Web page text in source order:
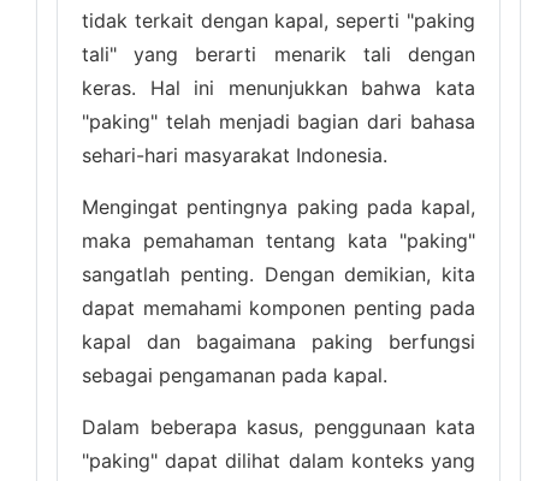
tidak terkait dengan kapal, seperti "paking
tali" yang berarti menarik tali dengan
keras. Hal ini menunjukkan bahwa kata
"paking" telah menjadi bagian dari bahasa
sehari-hari masyarakat Indonesia.
Mengingat pentingnya paking pada kapal,
maka pemahaman tentang kata "paking"
sangatlah penting. Dengan demikian, kita
dapat memahami komponen penting pada
kapal dan bagaimana paking berfungsi
sebagai pengamanan pada kapal.
Dalam beberapa kasus, penggunaan kata
"paking" dapat dilihat dalam konteks yang